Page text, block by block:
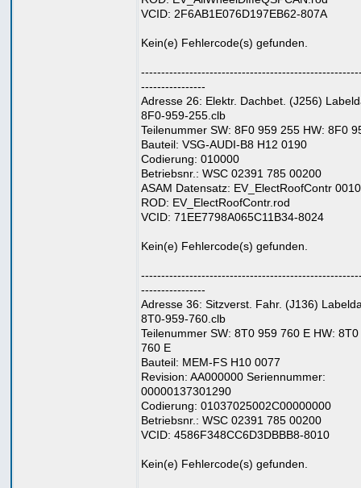
VCID: 2F6AB1E076D197EB62-807A
Kein(e) Fehlercode(s) gefunden.
----------------
Adresse 26: Elektr. Dachbet. (J256)
8F0-959-255.clb
Teilenummer SW: 8F0 959 255 HW: 8F0
Bauteil: VSG-AUDI-B8 H12 0190
Codierung: 010000
Betriebsnr.: WSC 02391 785 00200
ASAM Datensatz: EV_ElectRoofContr
ROD: EV_ElectRoofContr.rod
VCID: 71EE7798A065C11B34-8024
Kein(e) Fehlercode(s) gefunden.
----------------
Adresse 36: Sitzverst. Fahr. (J136)
8T0-959-760.clb
Teilenummer SW: 8T0 959 760 E HW:
760 E
Bauteil: MEM-FS H10 0077
Revision: AA000000 Seriennummer:
00000137301290
Codierung: 01037025002C00000000
Betriebsnr.: WSC 02391 785 00200
VCID: 4586F348CC6D3DBBB8-8010
Kein(e) Fehlercode(s) gefunden.